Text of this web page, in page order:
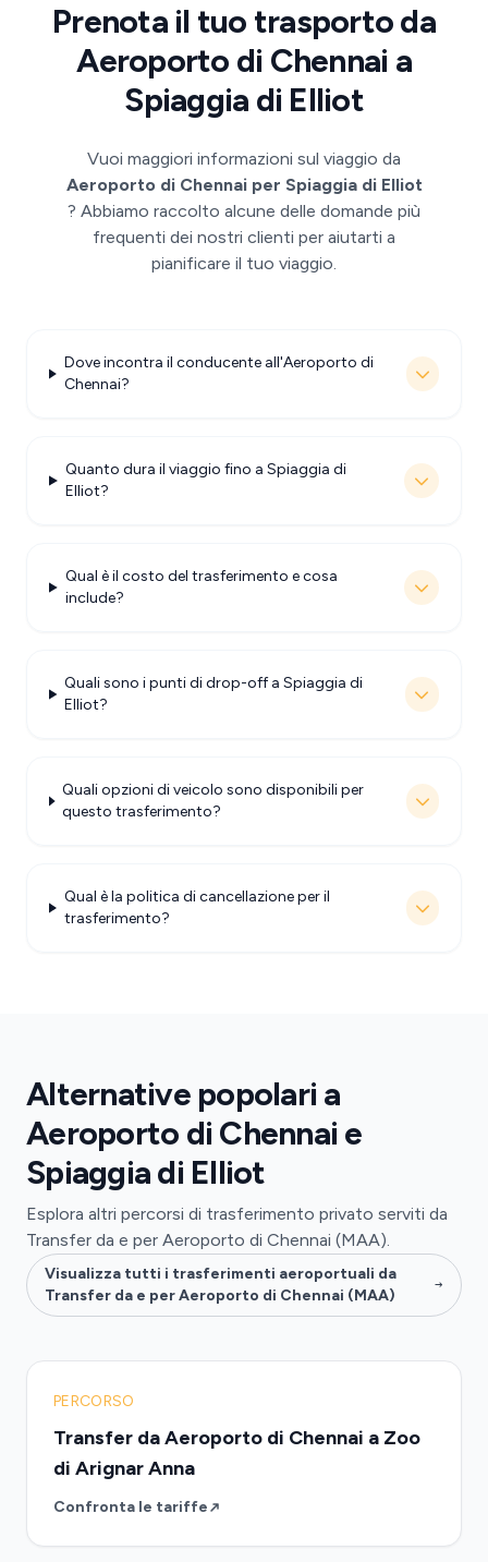
Prenota il tuo trasporto da
Aeroporto di Chennai a
Spiaggia di Elliot
Vuoi maggiori informazioni sul viaggio da
Aeroporto di Chennai per Spiaggia di Elliot
? Abbiamo raccolto alcune delle domande più
frequenti dei nostri clienti per aiutarti a
pianificare il tuo viaggio.
Dove incontra il conducente all'Aeroporto di
Chennai?
Quanto dura il viaggio fino a Spiaggia di
Elliot?
Qual è il costo del trasferimento e cosa
include?
Quali sono i punti di drop-off a Spiaggia di
Elliot?
Quali opzioni di veicolo sono disponibili per
questo trasferimento?
Qual è la politica di cancellazione per il
trasferimento?
Alternative popolari a
Aeroporto di Chennai e
Spiaggia di Elliot
Esplora altri percorsi di trasferimento privato serviti da
Transfer da e per Aeroporto di Chennai (MAA).
Visualizza tutti i trasferimenti aeroportuali da
Transfer da e per Aeroporto di Chennai (MAA)
PERCORSO
Transfer da Aeroporto di Chennai a Zoo
di Arignar Anna
Confronta le tariffe